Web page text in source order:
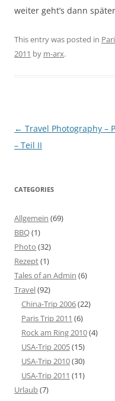
weiter geht’s dann später
This entry was posted in
2011 by m-arx.
Post
navigation
← Travel Photography –
– Teil II
CATEGORIES
Allgemein (69)
BBQ(1)
Photo (32)
Rezept(1)
Tales of an Admin (6)
Travel(92)
China-Trip 2006(22)
Paris Trip 2011 (6)
Rock am Ring 2010(4)
USA-Trip 2005(15)
USA-Trip 2010(30)
USA-Trip 2011 (11)
Urlaub(7)